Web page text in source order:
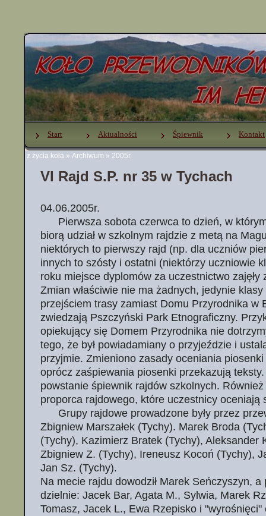
z życia koła » Archiwum » 2005r.
Start Aktualności Śpiewnik Kontakt
VI Rajd S.P. nr 35 w Tychach
04.06.2005r.
Pierwsza sobota czerwca to dzień, w którym
biorą udział w szkolnym rajdzie z metą na
niektórych to pierwszy rajd (np. dla uczniów
innych to szósty i ostatni (niektórzy uczniowie
roku miejsce dyplomów za uczestnictwo zajęły
Zmian właściwie nie ma żadnych, jedynie
przejściem trasy zamiast Domu Przyrodnika w
zwiedzają Pszczyński Park Etnograficzny.
opiekujący się Domem Przyrodnika nie
tego, że był powiadamiany o przyjeździe i
przyjmie. Zmieniono zasady oceniania
oprócz zaśpiewania piosenki przekazują
powstanie śpiewnik rajdów szkolnych.
proporca rajdowego, które uczestnicy oceniają
Grupy rajdowe prowadzone były przez
Zbigniew Marszałek (Tychy). Marek Broda
(Tychy), Kazimierz Bratek (Tychy), Aleksander
Zbigniew Z. (Tychy), Ireneusz Kocoń (Tychy),
Jan Sz. (Tychy).
Na mecie rajdu dowodził Marek Seńczyszyn, a
dzielnie: Jacek Bar, Agata M., Sylwia, Marek
Tomasz, Jacek L., Ewa Rzepisko i "wyrośnięci"